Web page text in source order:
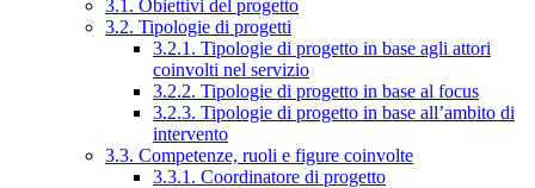
3.1. Obiettivi del progetto
3.2. Tipologie di progetti
3.2.1. Tipologie di progetto in base agli attori
coinvolti nel servizio
3.2.2. Tipologie di progetto in base al focus
3.2.3. Tipologie di progetto in base all’ambito di
intervento
3.3. Competenze, ruoli e figure coinvolte
3.3.1. Coordinatore di progetto